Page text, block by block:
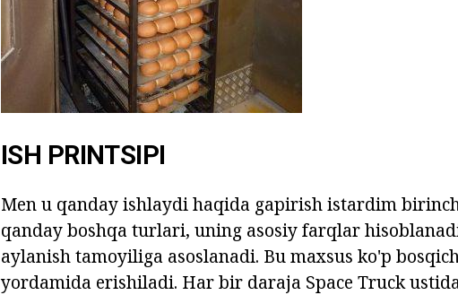
ISH PRINTSIPI
Men u qanday ishlaydi haqida gapirish istardim
qanday boshqa turlari, uning asosiy farqlar
aylanish tamoyiliga asoslanadi. Bu maxsus ko'p
yordamida erishiladi. Har bir daraja Space Truck